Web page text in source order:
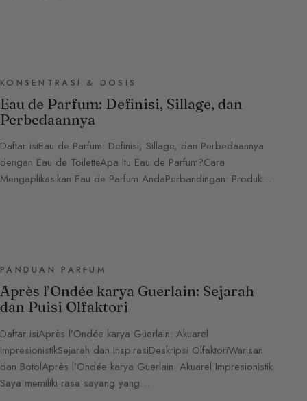
KONSENTRASI & DOSIS
Eau de Parfum: Definisi, Sillage, dan
Perbedaannya
Daftar isiEau de Parfum: Definisi, Sillage, dan Perbedaannya
dengan Eau de ToiletteApa Itu Eau de Parfum?Cara
Mengaplikasikan Eau de Parfum AndaPerbandingan: Produk…
PANDUAN PARFUM
Après l’Ondée karya Guerlain: Sejarah
dan Puisi Olfaktori
Daftar isiAprès l’Ondée karya Guerlain: Akuarel
ImpresionistikSejarah dan InspirasiDeskripsi OlfaktoriWarisan
dan BotolAprès l’Ondée karya Guerlain: Akuarel Impresionistik
Saya memiliki rasa sayang yang…